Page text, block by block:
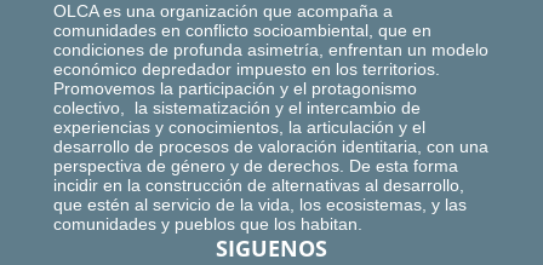
OLCA es una organización que acompaña a
comunidades en conflicto socioambiental, que en
condiciones de profunda asimetría, enfrentan un modelo
económico depredador impuesto en los territorios.
Promovemos la participación y el protagonismo
colectivo, la sistematización y el intercambio de
experiencias y conocimientos, la articulación y el
desarrollo de procesos de valoración identitaria, con una
perspectiva de género y de derechos. De esta forma
incidir en la construcción de alternativas al desarrollo,
que estén al servicio de la vida, los ecosistemas, y las
comunidades y pueblos que los habitan.
SIGUENOS